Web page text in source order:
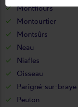
Montflours
Montourtier
Montsûrs
Neau
Niafles
Oisseau
Parigné-sur-braye
Peuton